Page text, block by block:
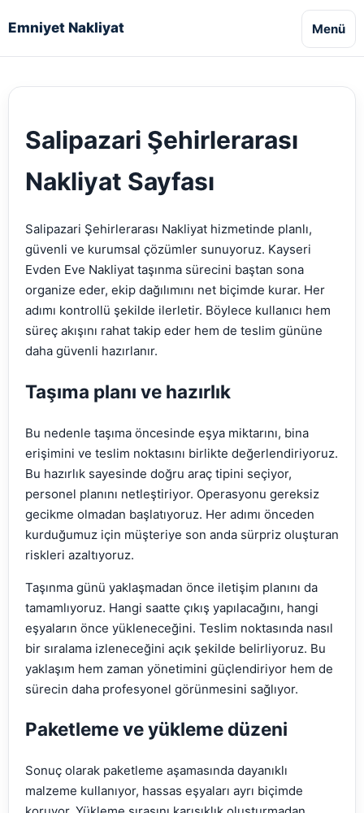
Emniyet Nakliyat Menü
Salipazari Şehirlerarası
Nakliyat Sayfası
Salipazari Şehirlerarası Nakliyat hizmetinde planlı,
güvenli ve kurumsal çözümler sunuyoruz. Kayseri
Evden Eve Nakliyat taşınma sürecini baştan sona
organize eder, ekip dağılımını net biçimde kurar. Her
adımı kontrollü şekilde ilerletir. Böylece kullanıcı hem
süreç akışını rahat takip eder hem de teslim gününe
daha güvenli hazırlanır.
Taşıma planı ve hazırlık
Bu nedenle taşıma öncesinde eşya miktarını, bina
erişimini ve teslim noktasını birlikte değerlendiriyoruz.
Bu hazırlık sayesinde doğru araç tipini seçiyor,
personel planını netleştiriyor. Operasyonu gereksiz
gecikme olmadan başlatıyoruz. Her adımı önceden
kurduğumuz için müşteriye son anda sürpriz oluşturan
riskleri azaltıyoruz.
Taşınma günü yaklaşmadan önce iletişim planını da
tamamlıyoruz. Hangi saatte çıkış yapılacağını, hangi
eşyaların önce yükleneceğini. Teslim noktasında nasıl
bir sıralama izleneceğini açık şekilde belirliyoruz. Bu
yaklaşım hem zaman yönetimini güçlendiriyor hem de
sürecin daha profesyonel görünmesini sağlıyor.
Paketleme ve yükleme düzeni
Sonuç olarak paketleme aşamasında dayanıklı
malzeme kullanıyor, hassas eşyaları ayrı biçimde